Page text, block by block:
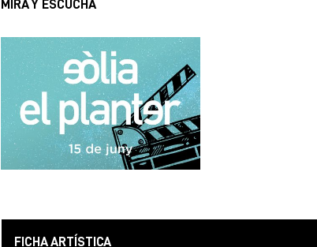
MIRA Y ESCUCHA
FICHA ARTÍSTICA